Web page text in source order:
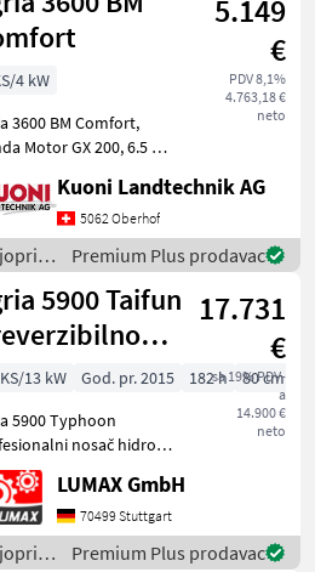
i
freze
5.149
€
PDV 8,1%
4.763,18 €
neto
4 kW
3600 BM Comfort,
Motor GX 200, 6.5 PS,
ESM-
117 cm,
16x6.50-8 AS,
mit
Kuoni Landtechnik AG
5062 Oberhof
/
Premium Plus prodavac
5900 Taifun
R2
17.731
€
sa 19% PDV-
a
14.900 €
neto
13 kW God. pr. 2015 182 h
80 cm
5900 Typhoon
nosač hidro
s reverzibilnom
od 75 cm R2
detalji Briggs &
Vanguard 2-
četvero
LUMAX GmbH
70499 Stuttgart
Premium Plus prodavac